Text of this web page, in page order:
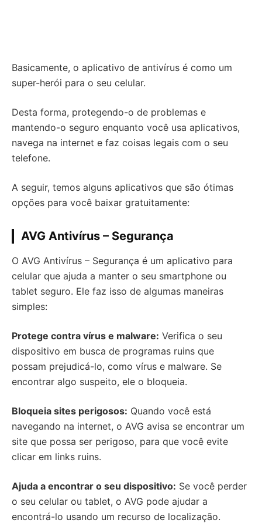
Basicamente, o aplicativo de antivírus é como um
super-herói para o seu celular.
Desta forma, protegendo-o de problemas e
mantendo-o seguro enquanto você usa aplicativos,
navega na internet e faz coisas legais com o seu
telefone.
A seguir, temos alguns aplicativos que são ótimas
opções para você baixar gratuitamente:
AVG Antivírus – Segurança
O AVG Antivírus – Segurança é um aplicativo para
celular que ajuda a manter o seu smartphone ou
tablet seguro. Ele faz isso de algumas maneiras
simples:
Protege contra vírus e malware: Verifica o seu
dispositivo em busca de programas ruins que
possam prejudicá-lo, como vírus e malware. Se
encontrar algo suspeito, ele o bloqueia.
Bloqueia sites perigosos: Quando você está
navegando na internet, o AVG avisa se encontrar um
site que possa ser perigoso, para que você evite
clicar em links ruins.
Ajuda a encontrar o seu dispositivo: Se você perder
o seu celular ou tablet, o AVG pode ajudar a
encontrá-lo usando um recurso de localização.